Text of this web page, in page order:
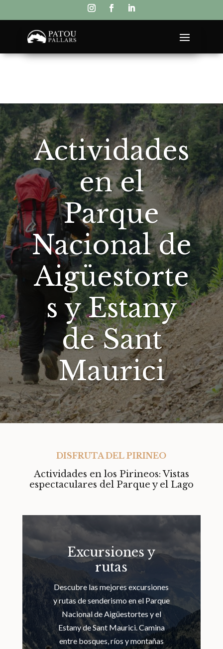
Actividades
en el
Parque
Nacional de
Aigüestorte
s y Estany
de Sant
Maurici
DISFRUTA DEL PIRINEO
Actividades en los Pirineos: Vistas
espectaculares del Parque y el Lago
Excursiones y
rutas
Descubre las mejores excursiones
y rutas de senderismo en el Parque
Nacional de Aigüestortes y el
Estany de Sant Maurici. Camina
entre bosques, ríos y montañas